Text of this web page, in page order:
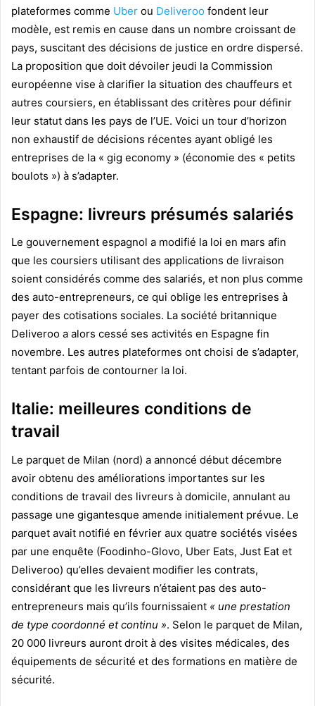
plateformes comme Uber ou Deliveroo fondent leur
modèle, est remis en cause dans un nombre croissant de
pays, suscitant des décisions de justice en ordre dispersé.
La proposition que doit dévoiler jeudi la Commission
européenne vise à clarifier la situation des chauffeurs et
autres coursiers, en établissant des critères pour définir
leur statut dans les pays de l’UE. Voici un tour d’horizon
non exhaustif de décisions récentes ayant obligé les
entreprises de la « gig economy » (économie des « petits
boulots ») à s’adapter.
Espagne: livreurs présumés salariés
Le gouvernement espagnol a modifié la loi en mars afin
que les coursiers utilisant des applications de livraison
soient considérés comme des salariés, et non plus comme
des auto-entrepreneurs, ce qui oblige les entreprises à
payer des cotisations sociales. La société britannique
Deliveroo a alors cessé ses activités en Espagne fin
novembre. Les autres plateformes ont choisi de s’adapter,
tentant parfois de contourner la loi.
Italie: meilleures conditions de
travail
Le parquet de Milan (nord) a annoncé début décembre
avoir obtenu des améliorations importantes sur les
conditions de travail des livreurs à domicile, annulant au
passage une gigantesque amende initialement prévue. Le
parquet avait notifié en février aux quatre sociétés visées
par une enquête (Foodinho-Glovo, Uber Eats, Just Eat et
Deliveroo) qu’elles devaient modifier les contrats,
considérant que les livreurs n’étaient pas des auto-
entrepreneurs mais qu’ils fournissaient « une prestation
de type coordonné et continu ». Selon le parquet de Milan,
20 000 livreurs auront droit à des visites médicales, des
équipements de sécurité et des formations en matière de
sécurité.